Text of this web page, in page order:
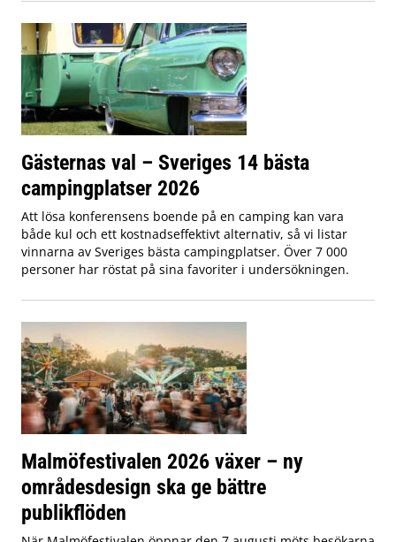
Gästernas val – Sveriges 14 bästa
campingplatser 2026
Att lösa konferensens boende på en camping kan vara
både kul och ett kostnadseffektivt alternativ, så vi listar
vinnarna av Sveriges bästa campingplatser. Över 7 000
personer har röstat på sina favoriter i undersökningen.
Malmöfestivalen 2026 växer – ny
områdesdesign ska ge bättre
publikflöden